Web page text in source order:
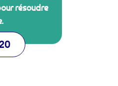
résoudre